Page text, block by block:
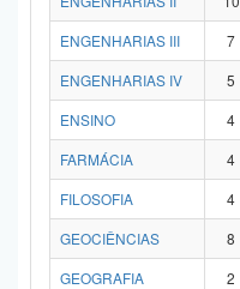
ENGENHARIAS III
7
ENGENHARIAS IV
5
ENSINO
4
FARMÁCIA
4
FILOSOFIA
4
GEOCIÊNCIAS
8
GEOGRAFIA
2